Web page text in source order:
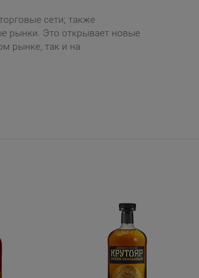
сети; также
рынки. Это открывает новые
рынке, так и на